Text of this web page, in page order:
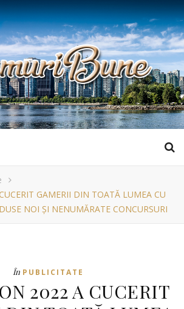
GAMERII DIN TOATĂ LUMEA CU
NOI ȘI NENUMĂRATE CONCURSURI
În PUBLICITATE
2022 A CUCERIT